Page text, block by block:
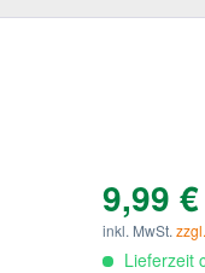
9,99
inkl. MwSt.
Lieferzeit